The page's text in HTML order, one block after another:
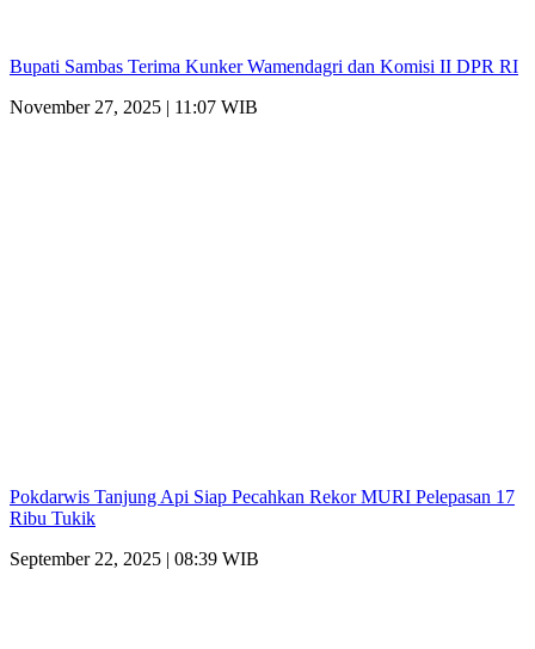
Bupati Sambas Terima Kunker Wamendagri dan Komisi II DPR RI
November 27, 2025 | 11:07 WIB
Pokdarwis Tanjung Api Siap Pecahkan Rekor MURI Pelepasan 17
Ribu Tukik
September 22, 2025 | 08:39 WIB